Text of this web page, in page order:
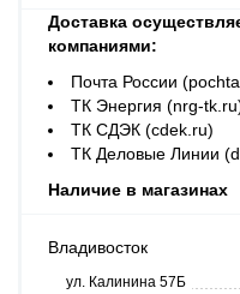
Доставка
компаниями:
Почта России
ТК Энергия (nrg-
ТК СДЭК (cdek.ru)
ТК Деловые Линии
Наличие в магазинах
Владивосток
ул. Калинина 57Б